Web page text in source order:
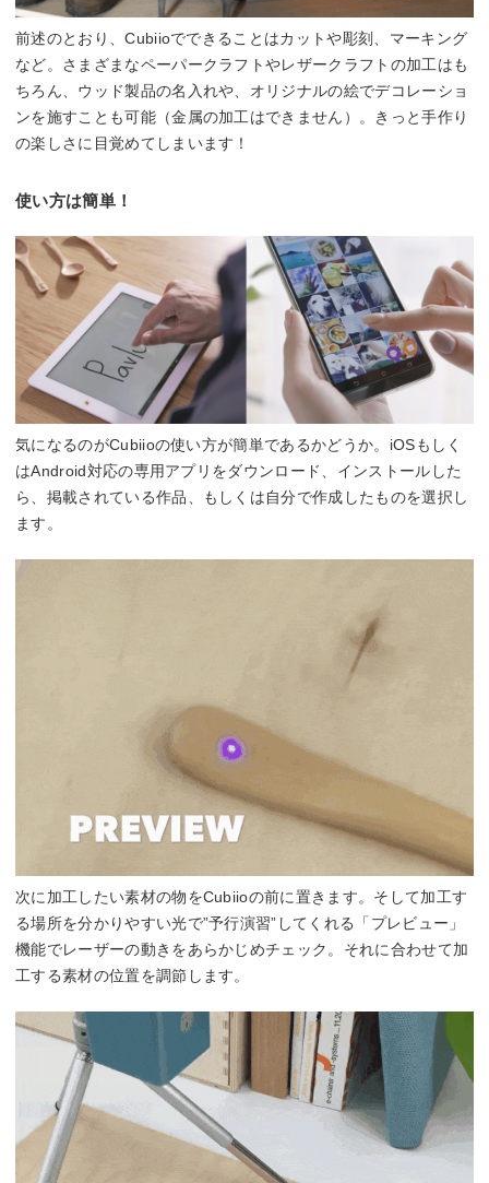
前述のとおり、Cubiioでできることはカットや彫刻、マーキング
など。さまざまなペーパークラフトやレザークラフトの加工はも
ちろん、ウッド製品の名入れや、オリジナルの絵でデコレーショ
ンを施すことも可能（金属の加工はできません）。きっと手作り
の楽しさに目覚めてしまいます！
使い方は簡単！
気になるのがCubiioの使い方が簡単であるかどうか。iOSもしく
はAndroid対応の専用アプリをダウンロード、インストールした
ら、掲載されている作品、もしくは自分で作成したものを選択し
ます。
次に加工したい素材の物をCubiioの前に置きます。そして加工す
る場所を分かりやすい光で”予行演習”してくれる「プレビュー」
機能でレーザーの動きをあらかじめチェック。それに合わせて加
工する素材の位置を調節します。